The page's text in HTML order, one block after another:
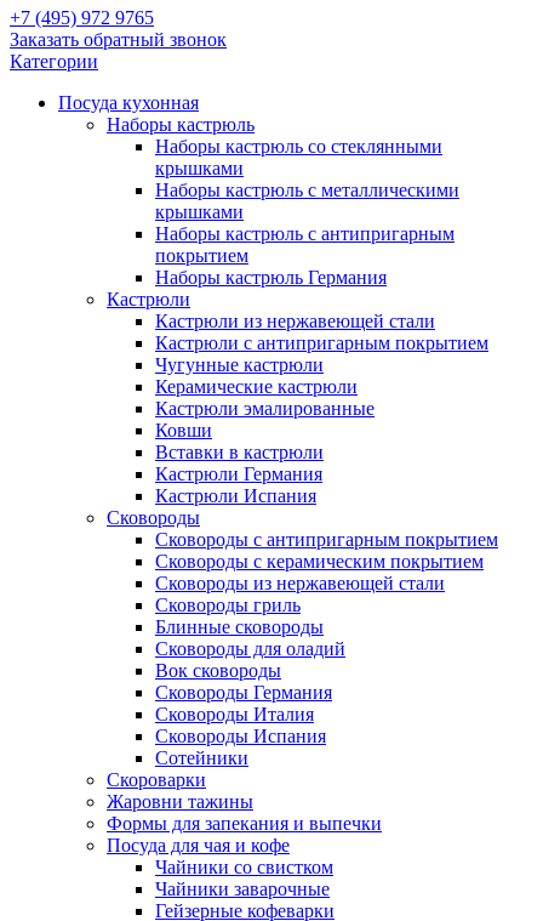
+7 (495) 972 9765
Заказать обратный звонок
Категории
Посуда кухонная
Наборы кастрюль
Наборы кастрюль со стеклянными
крышками
Наборы кастрюль с металлическими
крышками
Наборы кастрюль с антипригарным
покрытием
Наборы кастрюль Германия
Кастрюли
Кастрюли из нержавеющей стали
Кастрюли с антипригарным покрытием
Чугунные кастрюли
Керамические кастрюли
Кастрюли эмалированные
Ковши
Вставки в кастрюли
Кастрюли Германия
Кастрюли Испания
Сковороды
Сковороды с антипригарным покрытием
Сковороды с керамическим покрытием
Сковороды из нержавеющей стали
Сковороды гриль
Блинные сковороды
Сковороды для оладий
Вок сковороды
Сковороды Германия
Сковороды Италия
Сковороды Испания
Сотейники
Скороварки
Жаровни тажины
Формы для запекания и выпечки
Посуда для чая и кофе
Чайники со свистком
Чайники заварочные
Гейзерные кофеварки